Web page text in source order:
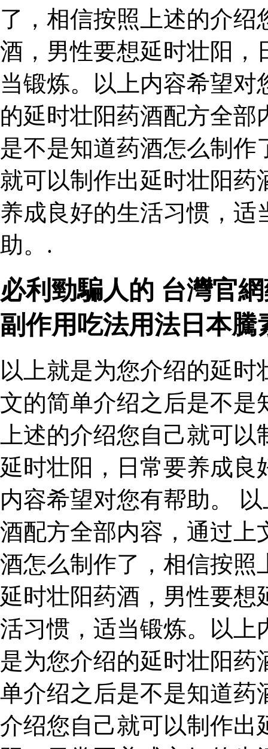
了，相信按照上述的介
酒，男性要想延时壮阳，
当锻炼。以上内容希望
的延时壮阳药酒配方全
是不是知道药酒怎么制
就可以制作出延时壮阳药
养成良好的生活习惯，
助。.
必利勁騙人的 台灣官
副作用吃法用法日本
以上就是为您介绍的延
文的简单介绍之后是不是
上述的介绍您自己就可
延时壮阳，日常要养成良
内容希望对您有帮助。
酒配方全部内容，通过上
酒怎么制作了，相信按照
延时壮阳药酒，男性要想
活习惯，适当锻炼。以上
是为您介绍的延时壮阳
单介绍之后是不是知道药
介绍您自己就可以制作出